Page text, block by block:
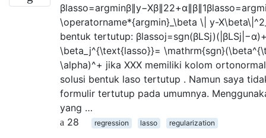
\operatorname*{argmin}_\beta \| y-
bentuk tertutup:
\beta_j^{\text{lasso}}=
\alpha)^+ jika XXX memiliki kolom
solusi bentuk laso tertutup . Namun saya
formulir tertutup pada umumnya.
yang …
28
regression lasso regularization